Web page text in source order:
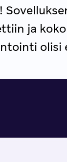
ja
olisi